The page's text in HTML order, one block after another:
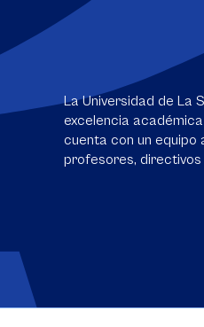
La Universidad de La
excelencia
cuenta con un
profesores,